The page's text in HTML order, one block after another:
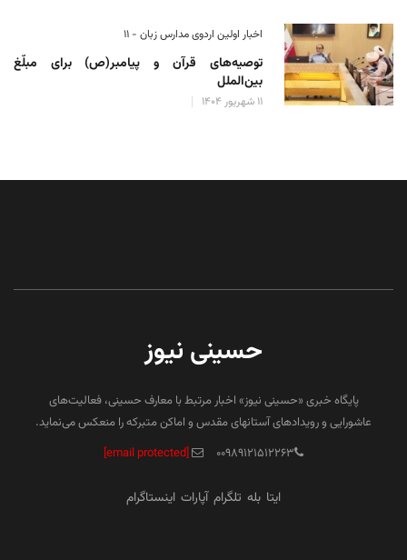
اخبار اولین اردوی مدارس زبان - ۱۱
توصیه‌های قرآن و پیامبر(ص) برای مبلّغ
بین‌الملل
۱۱ شهریور ۱۴۰۴
حسینی نیوز
پایگاه خبری «حسینی نیوز» اخبار مرتبط با معارف حسینی، فعالیت‌های
عاشورایی و رویدادهای آستانهای مقدس و اماکن متبرکه را منعکس می‌نماید.
۰۰۹۸۹۱۲۱۵۱۲۲۶۳
[email protected]
ایتا بله تلگرام آپارات اینستاگرام